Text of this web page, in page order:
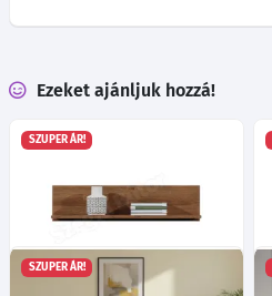
Ezeket ajánljuk hozzá!
SZUPER ÁR!
SZUPER ÁR!